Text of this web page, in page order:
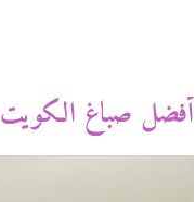
أفضل صباغ الكويت 94471713